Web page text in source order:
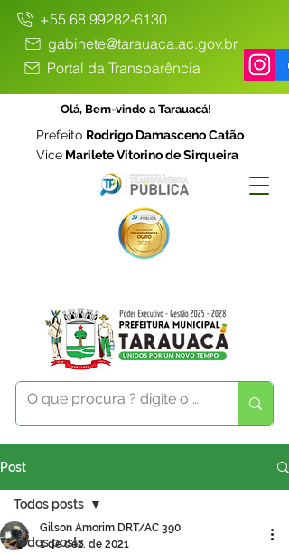
+55 68 99282-6130
gabinete@tarauaca.ac.gov.br
Portal da Transparência
Olá, Bem-vindo a Tarauacá!
Prefeito Rodrigo Damasceno Catão
Vice Marilete Vitorino de Sirqueira
Post
Todos posts
Todos posts
Gilson Amorim DRT/AC 390
1 de dez. de 2021